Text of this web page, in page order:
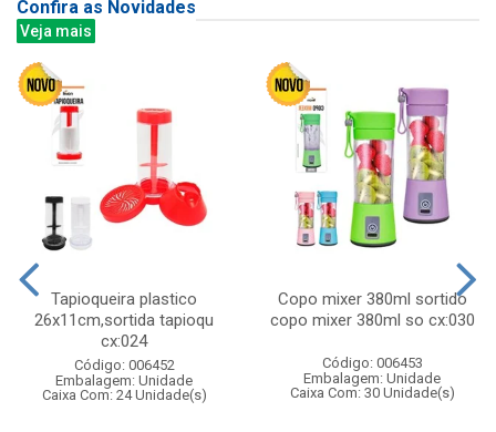
Confira as Novidades
Veja mais
Tapioqueira plastico
26x11cm,sortida tapioqu
cx:024
Código: 006452
Embalagem: Unidade
Caixa Com: 24 Unidade(s)
Copo mixer 380ml sortido
copo mixer 380ml so cx:030
Código: 006453
Embalagem: Unidade
Caixa Com: 30 Unidade(s)